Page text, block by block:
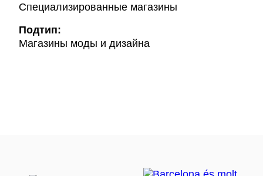
Специализированные магазины
Подтип:
Магазины моды и дизайна